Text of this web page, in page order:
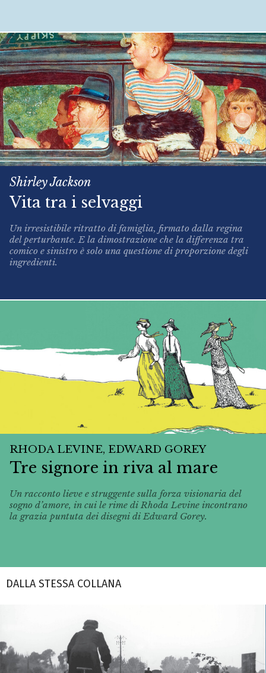
Shirley Jackson
Vita tra i selvaggi
Un irresistibile ritratto di famiglia, firmato dalla regina
del perturbante. E la dimostrazione che la differenza tra
comico e sinistro è solo una questione di proporzione degli
ingredienti.
RHODA LEVINE, EDWARD GOREY
Tre signore in riva al mare
Un racconto lieve e struggente sulla forza visionaria del
sogno d’amore, in cui le rime di Rhoda Levine incontrano
la grazia puntuta dei disegni di Edward Gorey.
DALLA STESSA COLLANA